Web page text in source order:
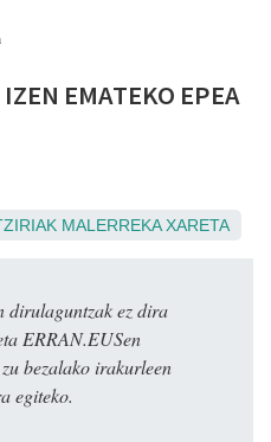
EMATEKO EPEA
MALERREKA XARETA
dirulaguntzak ez dira
ERRAN.EUSen
bezalako irakurleen
egiteko.